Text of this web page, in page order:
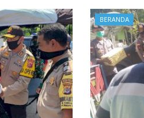
BERANDA
Dukung
16, 2025 793 Humas